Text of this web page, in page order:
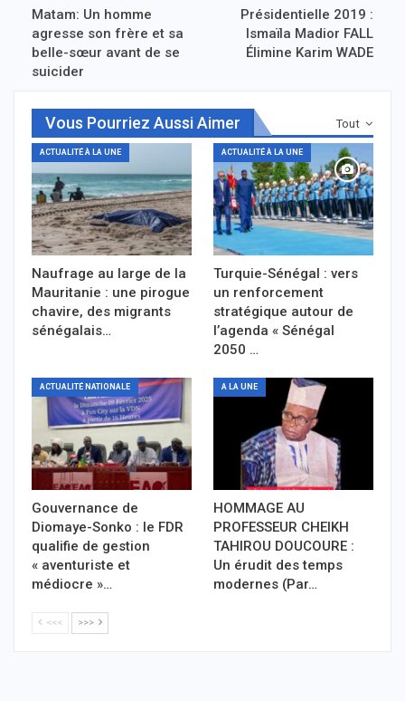
Matam: Un homme
agresse son frère et sa
belle-sœur avant de se
suicider
Présidentielle 2019 :
Ismaïla Madior FALL
Élimine Karim WADE
Tout
Vous Pourriez Aussi Aimer
ACTUALITÉ À LA UNE
Naufrage au large de la
Mauritanie : une pirogue
chavire, des migrants
sénégalais…
ACTUALITÉ À LA UNE
Turquie-Sénégal : vers
un renforcement
stratégique autour de
l’agenda « Sénégal
2050 …
ACTUALITÉ NATIONALE
Gouvernance de
Diomaye-Sonko : le FDR
qualifie de gestion
« aventuriste et
médiocre »…
A LA UNE
HOMMAGE AU
PROFESSEUR CHEIKH
TAHIROU DOUCOURE :
Un érudit des temps
modernes (Par…
<<< >>>